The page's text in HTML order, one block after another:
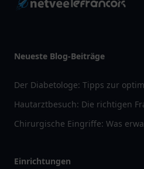
Neueste Blog-Beiträge
Der Diabetologe: Tipps zur
Hautarztbesuch: Die richtigen
Chirurgische Eingriffe: Was
Einrichtungen